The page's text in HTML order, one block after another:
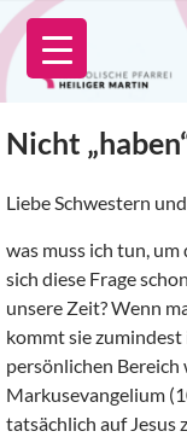
Zum
Inhalt
springen
Nicht
Liebe Schwestern
was muss ich tun, um
sich diese Frage
unsere Zeit? Wenn
kommt sie
persönlichen Bereich
Markusevangelium
tatsächlich auf Jesus